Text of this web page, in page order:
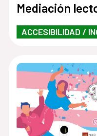
Mediación
ACCESIBILIDAD /